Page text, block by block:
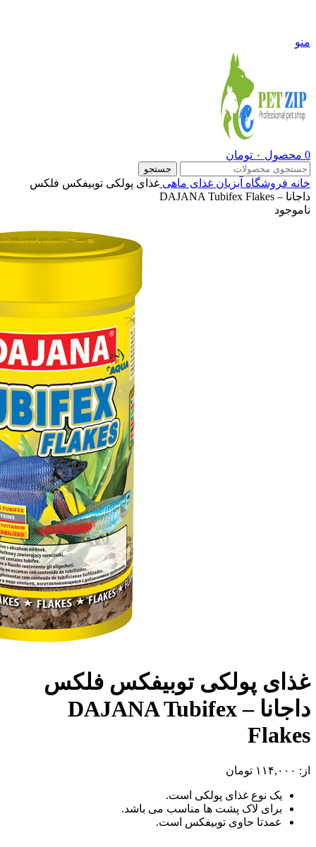
منو
0 محصول ۰ تومان
جستجو
خانه فروشگاه آبزیان غذای ماهی غذای پولکی توبیفکس فلکس
داجانا – DAJANA Tubifex Flakes
ناموجود
غذای پولکی توبیفکس فلکس
داجانا – DAJANA Tubifex
Flakes
از: ۱۱۴,۰۰۰ تومان
یک نوع غذای پولکی است.
برای لاک پشت ها مناسب می باشد.
عمدتا حاوی توبیفکس است.